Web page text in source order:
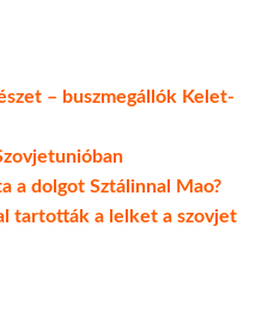
– buszmegállók Kelet-
a dolgot Sztálinnal Mao?
tartották a lelket a szovjet